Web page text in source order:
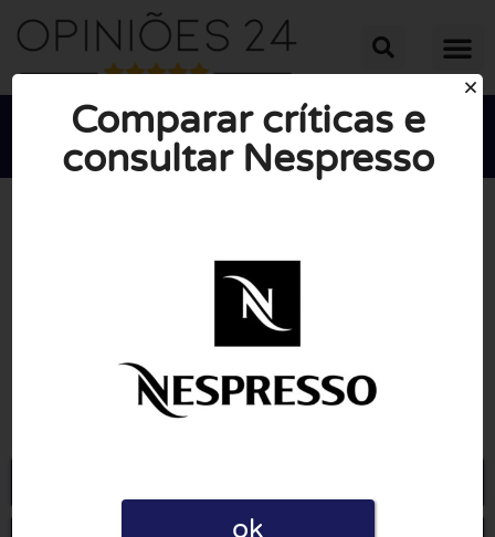

NOTA MÉDIA: 10/10
Comparar críticas e
consultar Nespresso
ok